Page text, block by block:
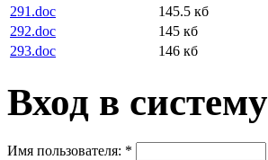
291.doc
145.5 кб
292.doc
145 кб
293.doc
146 кб
Вход в систему
Имя пользователя: *